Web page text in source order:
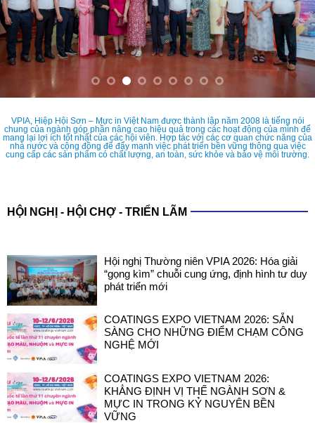
VPIA, Hiệp Hội Sơn – Mực in Việt Nam được thành lập năm 2008 là tiếng nói
chung của ngành góp phần nâng cao hiệu quả trong các hoạt động của mình để
mang lại lợi ích tốt nhất của các hội viên. Hợp tác với các cơ quan chức năng của
nhà nước và cộng đồng để đẩy mạnh việc phát triển bền vững thông qua việc
cung cấp các sản phẩm có chất lượng, an toàn, sức khỏe và bảo vệ môi trường.
HỘI NGHỊ - HỘI CHỢ - TRIỂN LÃM
Hội nghị Thường niên VPIA 2026: Hóa giải
“gọng kìm” chuỗi cung ứng, định hình tư duy
phát triển mới
COATINGS EXPO VIETNAM 2026: SẴN
SÀNG CHO NHỮNG ĐIỂM CHẠM CÔNG
NGHỆ MỚI
COATINGS EXPO VIETNAM 2026:
KHẲNG ĐỊNH VỊ THẾ NGÀNH SƠN &
MỰC IN TRONG KỶ NGUYÊN BỀN
VỮNG